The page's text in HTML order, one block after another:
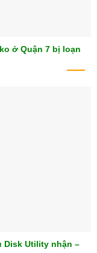
ở Quận 7 bị loạn
Disk Utility nhận –